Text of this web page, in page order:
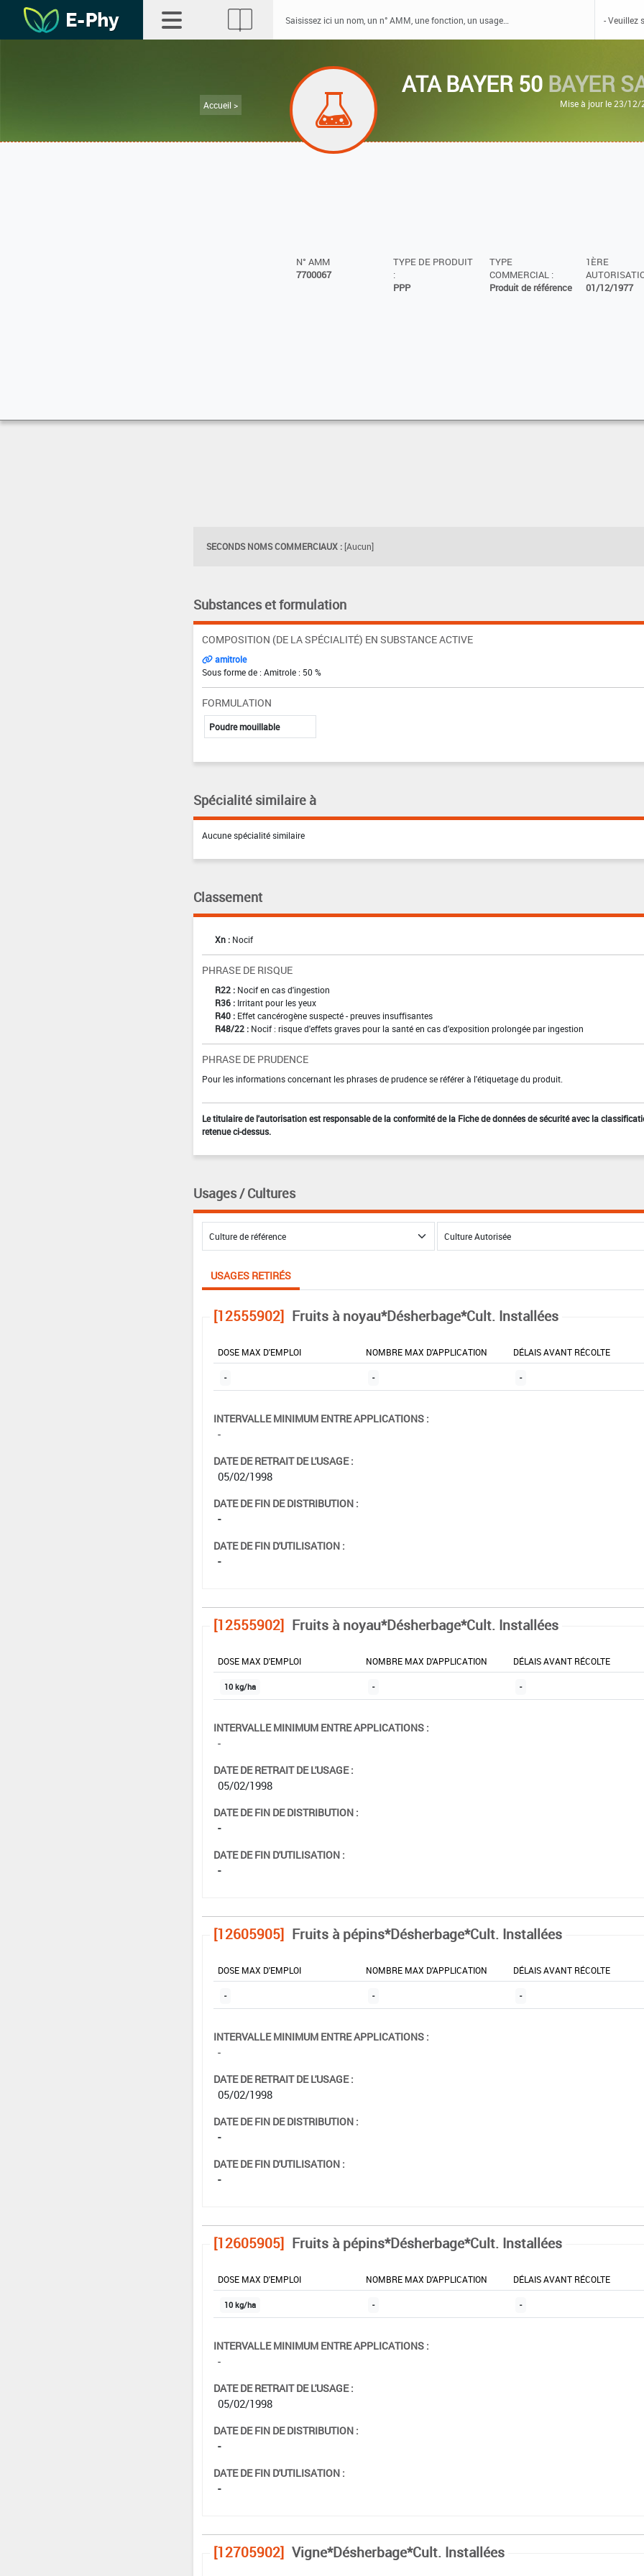
Accueil >
ATA BAYER 50 BAYER
Mise à jour le 23/12/
N° AMM
7700067
TYPE DE PRODUIT
:
PPP
TYPE
COMMERCIAL :
Produit de référence
1ÈRE
01/12/1977
SECONDS NOMS COMMERCIAUX : [Aucun]
Substances et formulation
COMPOSITION (DE LA SPÉCIALITÉ) EN SUBSTANCE ACTIVE
amitrole
Sous forme de : Amitrole : 50 %
FORMULATION
Poudre mouillable
Spécialité similaire à
Aucune spécialité similaire
Classement
Xn : Nocif
PHRASE DE RISQUE
R22 : Nocif en cas d'ingestion
R36 : Irritant pour les yeux
R40 : Effet cancérogène suspecté - preuves insuffisantes
R48/22 : Nocif : risque d'effets graves pour la santé en cas d'exposition prolongée par ingestion
PHRASE DE PRUDENCE
Pour les informations concernant les phrases de prudence se référer à l'étiquetage du produit.
Le titulaire de l'autorisation est responsable de la conformité de la Fiche de données de sécurité avec la
retenue ci-dessus.
Usages / Cultures
USAGES RETIRÉS
[12555902] Fruits à noyau*Désherbage*Cult. Installées
DOSE MAX D'EMPLOI NOMBRE MAX D'APPLICATION DÉLAIS AVANT RÉCOLTE
- - -
INTERVALLE MINIMUM ENTRE APPLICATIONS :
-
DATE DE RETRAIT DE L'USAGE :
05/02/1998
DATE DE FIN DE DISTRIBUTION :
-
DATE DE FIN D'UTILISATION :
-
[12555902] Fruits à noyau*Désherbage*Cult. Installées
DOSE MAX D'EMPLOI NOMBRE MAX D'APPLICATION DÉLAIS AVANT RÉCOLTE
10 kg/ha - -
INTERVALLE MINIMUM ENTRE APPLICATIONS :
-
DATE DE RETRAIT DE L'USAGE :
05/02/1998
DATE DE FIN DE DISTRIBUTION :
-
DATE DE FIN D'UTILISATION :
-
[12605905] Fruits à pépins*Désherbage*Cult. Installées
DOSE MAX D'EMPLOI NOMBRE MAX D'APPLICATION DÉLAIS AVANT RÉCOLTE
- - -
INTERVALLE MINIMUM ENTRE APPLICATIONS :
-
DATE DE RETRAIT DE L'USAGE :
05/02/1998
DATE DE FIN DE DISTRIBUTION :
-
DATE DE FIN D'UTILISATION :
-
[12605905] Fruits à pépins*Désherbage*Cult. Installées
DOSE MAX D'EMPLOI NOMBRE MAX D'APPLICATION DÉLAIS AVANT RÉCOLTE
10 kg/ha - -
INTERVALLE MINIMUM ENTRE APPLICATIONS :
-
DATE DE RETRAIT DE L'USAGE :
05/02/1998
DATE DE FIN DE DISTRIBUTION :
-
DATE DE FIN D'UTILISATION :
-
[12705902] Vigne*Désherbage*Cult. Installées